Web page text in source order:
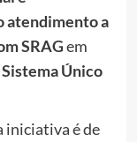
atendimento a
SRAGem
Sistema Único
iniciativa é de